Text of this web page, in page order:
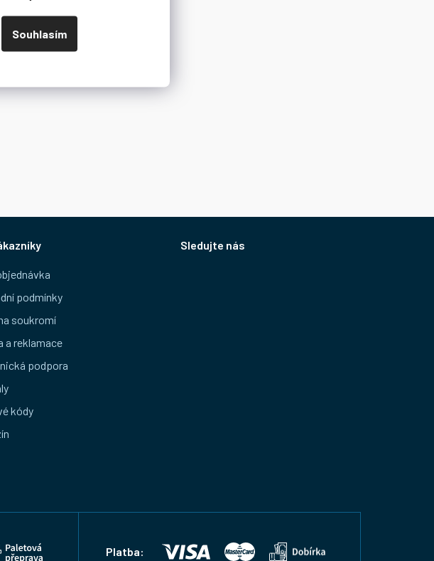
Souhlasím
podmínky
soukromí
a reklamace
podpora
kódy
Sledujte nás
Platba: